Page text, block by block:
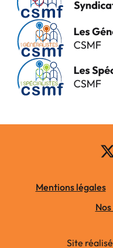
Mentions légales
Site